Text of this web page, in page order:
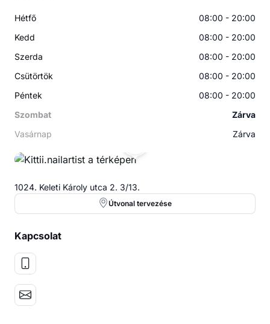
Hétfő
08:00 - 20:00
Kedd
08:00 - 20:00
Szerda
08:00 - 20:00
Csütörtök
08:00 - 20:00
Péntek
08:00 - 20:00
Szombat
Zárva
Vasárnap
Zárva
1024. Keleti Károly utca 2. 3/13.
Útvonal tervezése
Kapcsolat